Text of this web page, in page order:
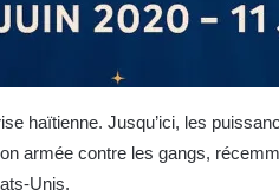
haïtienne. Jusqu’ici, les
armée contre les gangs,
Unis.